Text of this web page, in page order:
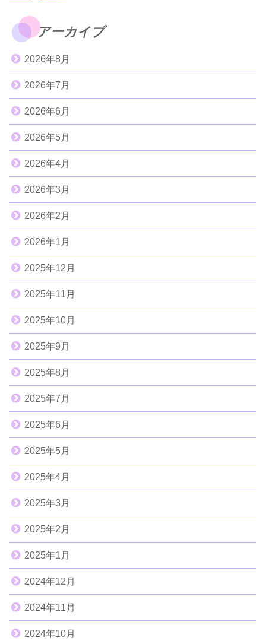
アーカイブ
2026年8月
2026年7月
2026年6月
2026年5月
2026年4月
2026年3月
2026年2月
2026年1月
2025年12月
2025年11月
2025年10月
2025年9月
2025年8月
2025年7月
2025年6月
2025年5月
2025年4月
2025年3月
2025年2月
2025年1月
2024年12月
2024年11月
2024年10月